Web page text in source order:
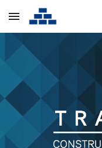
Skip to main content